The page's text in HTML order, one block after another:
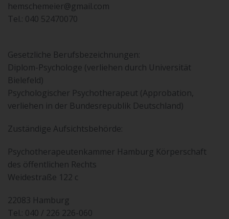
hemschemeier@gmail.com
Tel.: 040 52470070
Gesetzliche Berufsbezeichnungen:
Diplom-Psychologe (verliehen durch Universität
Bielefeld)
Psychologischer Psychotherapeut (Approbation,
verliehen in der Bundesrepublik Deutschland)
Zuständige Aufsichtsbehörde:
Psychotherapeutenkammer Hamburg Körperschaft
des öffentlichen Rechts
Weidestraße 122 c
22083 Hamburg
Tel.: 040 / 226 226-060